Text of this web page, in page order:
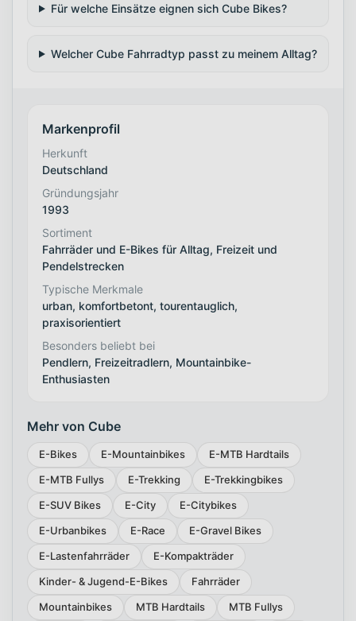
Für welche Einsätze eignen sich Cube Bikes?
Welcher Cube Fahrradtyp passt zu meinem Alltag?
Markenprofil
Herkunft
Deutschland
Gründungsjahr
1993
Sortiment
Fahrräder und E-Bikes für Alltag, Freizeit und
Pendelstrecken
Typische Merkmale
urban, komfortbetont, tourentauglich,
praxisorientiert
Besonders beliebt bei
Pendlern, Freizeitradlern, Mountainbike-
Enthusiasten
Mehr von Cube
E-Bikes E-Mountainbikes
E-MTB Hardtails
E-MTB Fullys
E-Trekking
E-Trekkingbikes
E-SUV Bikes
E-City
E-Citybikes
E-Urbanbikes
E-Race
E-Gravel Bikes
E-Lastenfahrräder
E-Kompakträder
Kinder- & Jugend-E-Bikes
Fahrräder
Mountainbikes
MTB Hardtails
MTB Fullys